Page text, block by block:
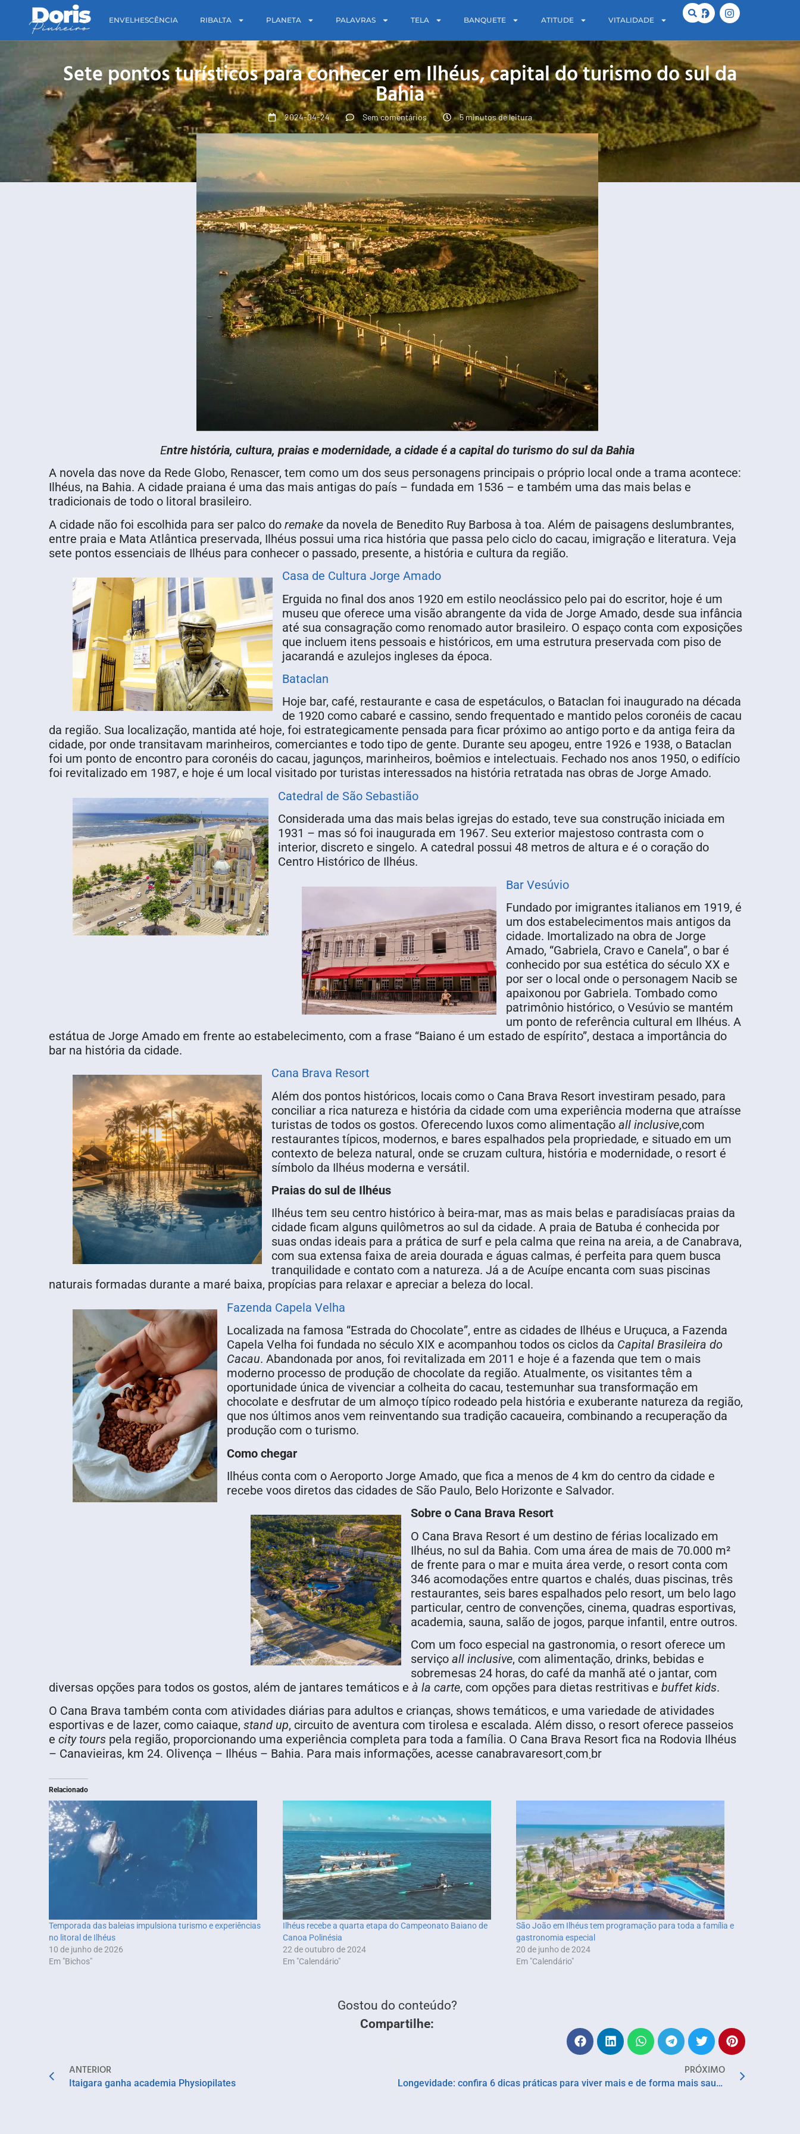
ENVELHESCÊNCIA RIBALTA PLANETA PALAVRAS TELA BANQUETE ATITUDE VITALIDADE
Sete pontos turísticos para conhecer em Ilhéus, capital do turismo do sul da
Bahia
2024-04-24 Sem comentários 5 minutos de leitura
Entre história, cultura, praias e modernidade, a cidade é a capital do turismo do sul da Bahia
A novela das nove da Rede Globo, Renascer, tem como um dos seus personagens principais o próprio local onde a trama acontece:
Ilhéus, na Bahia. A cidade praiana é uma das mais antigas do país – fundada em 1536 – e também uma das mais belas e
tradicionais de todo o litoral brasileiro.
A cidade não foi escolhida para ser palco do remake da novela de Benedito Ruy Barbosa à toa. Além de paisagens deslumbrantes,
entre praia e Mata Atlântica preservada, Ilhéus possui uma rica história que passa pelo ciclo do cacau, imigração e literatura. Veja
sete pontos essenciais de Ilhéus para conhecer o passado, presente, a história e cultura da região.
Casa de Cultura Jorge Amado
Erguida no final dos anos 1920 em estilo neoclássico pelo pai do escritor, hoje é um
museu que oferece uma visão abrangente da vida de Jorge Amado, desde sua infância
até sua consagração como renomado autor brasileiro. O espaço conta com exposições
que incluem itens pessoais e históricos, em uma estrutura preservada com piso de
jacarandá e azulejos ingleses da época.
Bataclan
Hoje bar, café, restaurante e casa de espetáculos, o Bataclan foi inaugurado na década
de 1920 como cabaré e cassino, sendo frequentado e mantido pelos coronéis de cacau
da região. Sua localização, mantida até hoje, foi estrategicamente pensada para ficar próximo ao antigo porto e da antiga feira da
cidade, por onde transitavam marinheiros, comerciantes e todo tipo de gente. Durante seu apogeu, entre 1926 e 1938, o Bataclan
foi um ponto de encontro para coronéis do cacau, jagunços, marinheiros, boêmios e intelectuais. Fechado nos anos 1950, o edifício
foi revitalizado em 1987, e hoje é um local visitado por turistas interessados na história retratada nas obras de Jorge Amado.
Catedral de São Sebastião
Considerada uma das mais belas igrejas do estado, teve sua construção iniciada em
1931 – mas só foi inaugurada em 1967. Seu exterior majestoso contrasta com o
interior, discreto e singelo. A catedral possui 48 metros de altura e é o coração do
Centro Histórico de Ilhéus.
Bar Vesúvio
Fundado por imigrantes italianos em 1919, é
um dos estabelecimentos mais antigos da
cidade. Imortalizado na obra de Jorge
Amado, “Gabriela, Cravo e Canela”, o bar é
conhecido por sua estética do século XX e
por ser o local onde o personagem Nacib se
apaixonou por Gabriela. Tombado como
patrimônio histórico, o Vesúvio se mantém
um ponto de referência cultural em Ilhéus. A
estátua de Jorge Amado em frente ao estabelecimento, com a frase “Baiano é um estado de espírito”, destaca a importância do
bar na história da cidade.
Cana Brava Resort
Além dos pontos históricos, locais como o Cana Brava Resort investiram pesado, para
conciliar a rica natureza e história da cidade com uma experiência moderna que atraísse
turistas de todos os gostos. Oferecendo luxos como alimentação all inclusive,com
restaurantes típicos, modernos, e bares espalhados pela propriedade, e situado em um
contexto de beleza natural, onde se cruzam cultura, história e modernidade, o resort é
símbolo da Ilhéus moderna e versátil.
Praias do sul de Ilhéus
Ilhéus tem seu centro histórico à beira-mar, mas as mais belas e paradisíacas praias da
cidade ficam alguns quilômetros ao sul da cidade. A praia de Batuba é conhecida por
suas ondas ideais para a prática de surf e pela calma que reina na areia, a de Canabrava,
com sua extensa faixa de areia dourada e águas calmas, é perfeita para quem busca
tranquilidade e contato com a natureza. Já a de Acuípe encanta com suas piscinas
naturais formadas durante a maré baixa, propícias para relaxar e apreciar a beleza do local.
Fazenda Capela Velha
Localizada na famosa “Estrada do Chocolate”, entre as cidades de Ilhéus e Uruçuca, a Fazenda
Capela Velha foi fundada no século XIX e acompanhou todos os ciclos da Capital Brasileira do
Cacau. Abandonada por anos, foi revitalizada em 2011 e hoje é a fazenda que tem o mais
moderno processo de produção de chocolate da região. Atualmente, os visitantes têm a
oportunidade única de vivenciar a colheita do cacau, testemunhar sua transformação em
chocolate e desfrutar de um almoço típico rodeado pela história e exuberante natureza da região,
que nos últimos anos vem reinventando sua tradição cacaueira, combinando a recuperação da
produção com o turismo.
Como chegar
Ilhéus conta com o Aeroporto Jorge Amado, que fica a menos de 4 km do centro da cidade e
recebe voos diretos das cidades de São Paulo, Belo Horizonte e Salvador.
Sobre o Cana Brava Resort
O Cana Brava Resort é um destino de férias localizado em
Ilhéus, no sul da Bahia. Com uma área de mais de 70.000 m²
de frente para o mar e muita área verde, o resort conta com
346 acomodações entre quartos e chalés, duas piscinas, três
restaurantes, seis bares espalhados pelo resort, um belo lago
particular, centro de convenções, cinema, quadras esportivas,
academia, sauna, salão de jogos, parque infantil, entre outros.
Com um foco especial na gastronomia, o resort oferece um
serviço all inclusive, com alimentação, drinks, bebidas e
sobremesas 24 horas, do café da manhã até o jantar, com
diversas opções para todos os gostos, além de jantares temáticos e à la carte, com opções para dietas restritivas e buffet kids.
O Cana Brava também conta com atividades diárias para adultos e crianças, shows temáticos, e uma variedade de atividades
esportivas e de lazer, como caiaque, stand up, circuito de aventura com tirolesa e escalada. Além disso, o resort oferece passeios
e city tours pela região, proporcionando uma experiência completa para toda a família. O Cana Brava Resort fica na Rodovia Ilhéus
– Canavieiras, km 24. Olivença – Ilhéus – Bahia. Para mais informações, acesse canabravaresort܂com܂br
Relacionado
Temporada das baleias impulsiona turismo e experiências
no litoral de Ilhéus
10 de junho de 2026
Em "Bichos"
Ilhéus recebe a quarta etapa do Campeonato Baiano de
Canoa Polinésia
22 de outubro de 2024
Em "Calendário"
São João em Ilhéus tem programação para toda a família e
gastronomia especial
20 de junho de 2024
Em "Calendário"
Gostou do conteúdo?
Compartilhe:
ANTERIOR
Itaigara ganha academia Physiopilates
PRÓXIMO
Longevidade: confira 6 dicas práticas para viver mais e de forma mais saudável